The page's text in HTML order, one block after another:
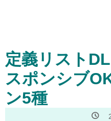
定義リスト
スポンシブ
ン5種